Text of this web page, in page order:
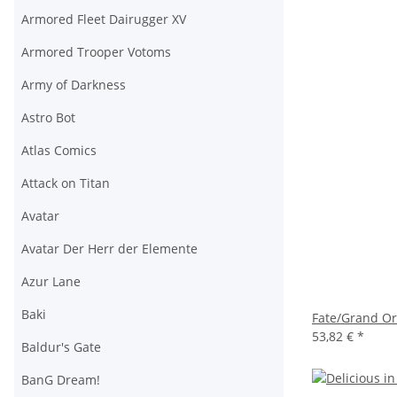
Fate/Grand
53,82 € *
Armored Fleet Dairugger XV
Armored Trooper Votoms
Army of Darkness
Astro Bot
Atlas Comics
Attack on Titan
Avatar
Avatar Der Herr der Elemente
Azur Lane
Baki
Baldur's Gate
BanG Dream!